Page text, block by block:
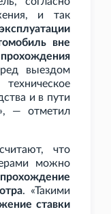
и так
вне
выездом
и в пути
— отметил
что
можно
. «Такими
ставки